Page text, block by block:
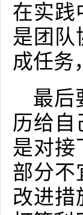
在实践
是团队
成任务
最后
历给自
是对接
部分不
改进措